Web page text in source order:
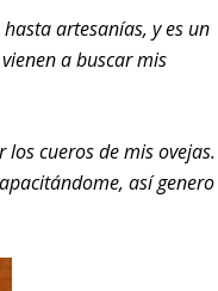
artesanías, y es un
a buscar mis
los cueros de mis ovejas.
así genero